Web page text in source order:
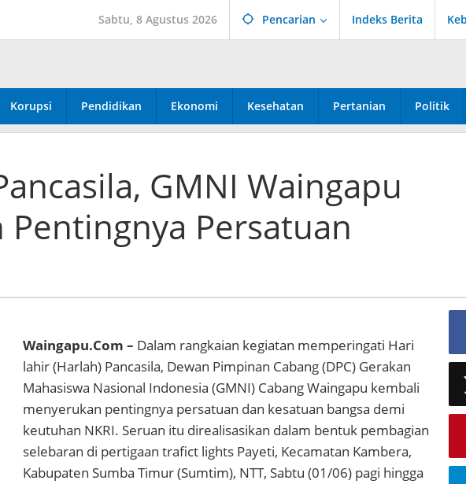
Sabtu, 8 Agustus 2026 Pencarian Indeks Berita
Korupsi Pendidikan Ekonomi Kesehatan Pertanian Politik
GMNI Waingapu
Pentingnya Persatuan
Waingapu.Com – Dalam rangkaian kegiatan memperingati Hari
lahir (Harlah) Pancasila, Dewan Pimpinan Cabang (DPC) Gerakan
Mahasiswa Nasional Indonesia (GMNI) Cabang Waingapu kembali
menyerukan pentingnya persatuan dan kesatuan bangsa demi
keutuhan NKRI. Seruan itu direalisasikan dalam bentuk pembagian
selebaran di pertigaan trafict lights Payeti, Kecamatan Kambera,
Kabupaten Sumba Timur (Sumtim), NTT, Sabtu (01/06) pagi hingga